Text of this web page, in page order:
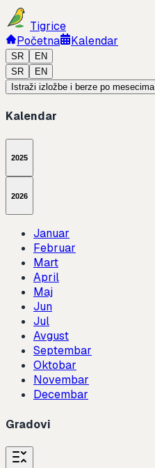
Tigrice
Početna
Kalendar
SR
EN
SR
EN
Istraži izložbe i berze po mesecima
Kalendar
2025
2026
Januar
Februar
Mart
April
Maj
Jun
Jul
Avgust
Septembar
Oktobar
Novembar
Decembar
Gradovi